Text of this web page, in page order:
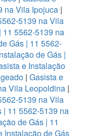
na Vila Ipojuca|
5139 na Vila
11 5562-5139 na
Gás | 11 5562-
de Gás |
e Instalação
| Gasista e
Vila Leopoldina|
5139 na Vila
| 11 5562-5139 na
de Gás | 11
Instalação de Gás